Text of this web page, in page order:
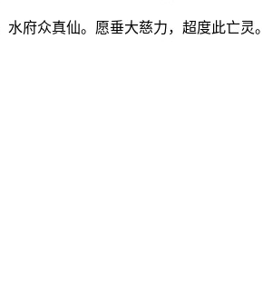
府众真仙。愿垂大慈力，超度此亡灵。